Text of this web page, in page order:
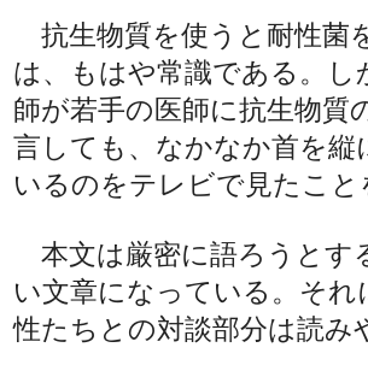
抗生物質を使うと耐性菌
は、もはや常識である。
師が若手の医師に抗生物質
言しても、なかなか首を
いるのをテレビで見たこ
本文は厳密に語ろうとす
い文章になっている。そ
性たちとの対談部分は読み